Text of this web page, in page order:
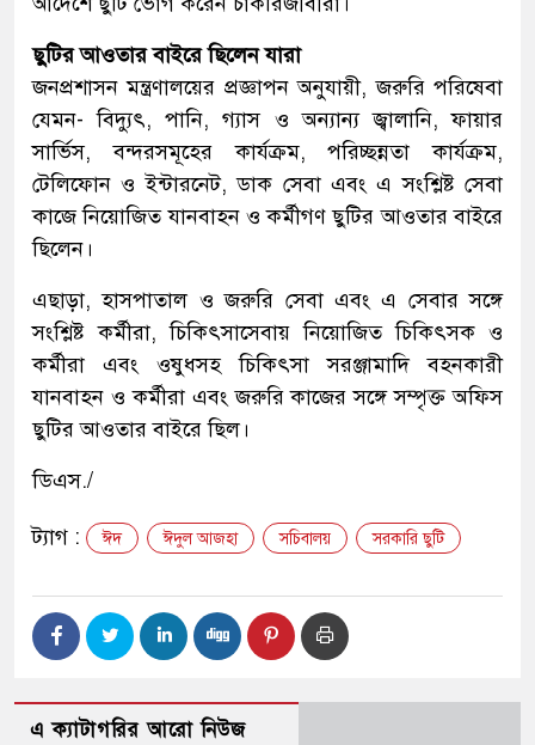
ছুটির আওতার বাইরে ছিলেন যারা
জনপ্রশাসন মন্ত্রণালয়ের প্রজ্ঞাপন অনুযায়ী, জরুরি পরিষেবা
যেমন- বিদ্যুৎ, পানি, গ্যাস ও অন্যান্য জ্বালানি, ফায়ার
সার্ভিস, বন্দরসমূহের কার্যক্রম, পরিচ্ছন্নতা কার্যক্রম,
টেলিফোন ও ইন্টারনেট, ডাক সেবা এবং এ সংশ্লিষ্ট সেবা
কাজে নিয়োজিত যানবাহন ও কর্মীগণ ছুটির আওতার বাইরে
ছিলেন।
এছাড়া, হাসপাতাল ও জরুরি সেবা এবং এ সেবার সঙ্গে
সংশ্লিষ্ট কর্মীরা, চিকিৎসাসেবায় নিয়োজিত চিকিৎসক ও
কর্মীরা এবং ওষুধসহ চিকিৎসা সরঞ্জামাদি বহনকারী
যানবাহন ও কর্মীরা এবং জরুরি কাজের সঙ্গে সম্পৃক্ত অফিস
ছুটির আওতার বাইরে ছিল।
ডিএস./
ট্যাগ : ঈদ ঈদুল আজহা সচিবালয় সরকারি ছুটি
এ ক্যাটাগরির আরো নিউজ